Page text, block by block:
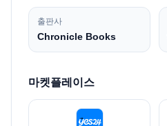
출판사
Chronicle Books
마켓플레이스